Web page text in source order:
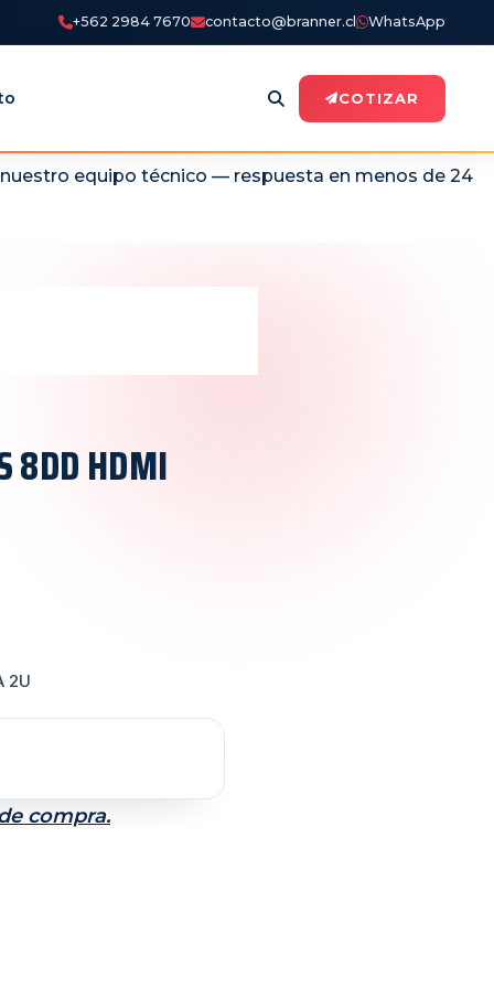
+562 2984 7670 contacto@branner.cl WhatsApp
COTIZAR
equipo técnico — respuesta en menos de 24
8DD HDMI
2U
compra.